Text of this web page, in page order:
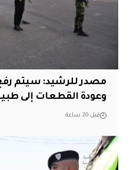
مصدر للرشيد: سيتم رفع
وعودة القطعات إلى
قبل 20 ساعة